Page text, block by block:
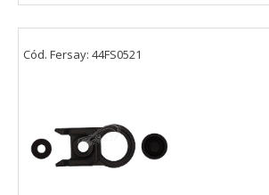
Cód. Fersay: 44FS0521